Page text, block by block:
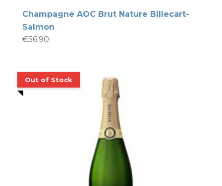
Champagne AOC Brut Nature Billecart-
Salmon
€56.90